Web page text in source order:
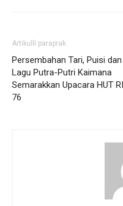
Artikulli paraprak
Persembahan Tari, Puisi dan
Lagu Putra-Putri Kaimana
Semarakkan Upacara HUT RI
76